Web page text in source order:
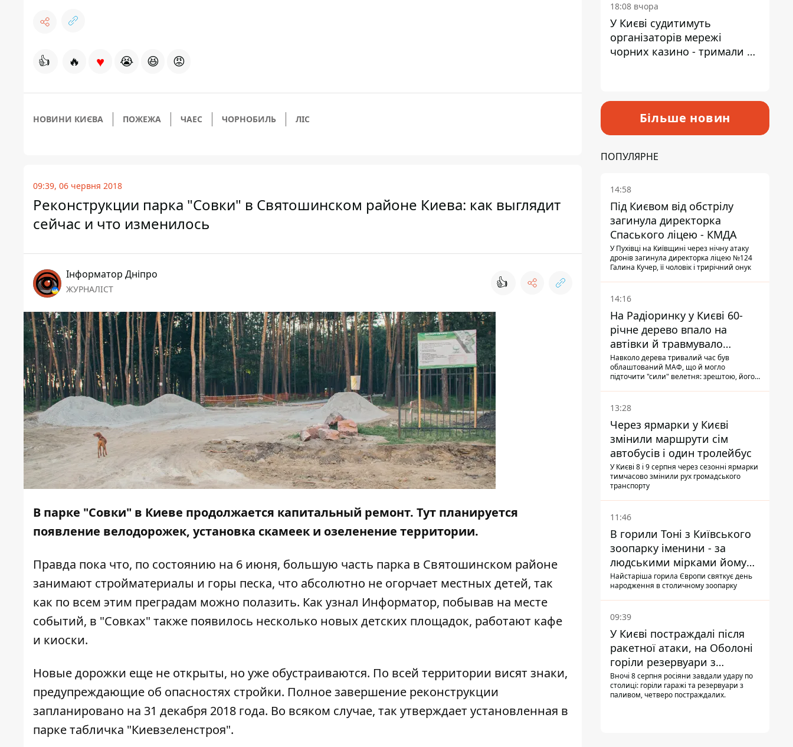
👍 🔥 ♥ 😭 😆 😡
НОВИНИ КИЄВА ПОЖЕЖА ЧАЕС ЧОРНОБИЛЬ ЛІС
09:39, 06 червня 2018
Реконструкции парка "Совки" в Святошинском районе Киева: как выглядит
сейчас и что изменилось
Інформатор Дніпро
ЖУРНАЛІСТ 👍
В парке "Совки" в Киеве продолжается капитальный ремонт. Тут планируется
появление велодорожек, установка скамеек и озеленение территории.
Правда пока что, по состоянию на 6 июня, большую часть парка в Святошинском районе
занимают стройматериалы и горы песка, что абсолютно не огорчает местных детей, так
как по всем этим преградам можно полазить. Как узнал Информатор, побывав на месте
событий, в "Совках" также появилось несколько новых детских площадок, работают кафе
и киоски.
Новые дорожки еще не открыты, но уже обустраиваются. По всей территории висят знаки,
предупреждающие об опасностях стройки. Полное завершение реконструкции
запланировано на 31 декабря 2018 года. Во всяком случае, так утверждает установленная в
парке табличка "Киевзеленстроя".
18:08 вчора
У Києві судитимуть
організаторів мережі
чорних казино - тримали 39
Більше новин
ПОПУЛЯРНЕ
14:58
Під Києвом від обстрілу
загинула директорка
Спаського ліцею - КМДА
У Пухівці на Київщині через нічну атаку
дронів загинула директорка ліцею №124
Галина Кучер, її чоловік і трирічний онук
14:16
На Радіоринку у Києві 60-
річне дерево впало на
автівки й травмувало
людину - подробиці
Навколо дерева тривалий час був
облаштований МАФ, що й могло
підточити "сили" велетня: зрештою, його
13:28
Через ярмарки у Києві
змінили маршрути сім
автобусів і один тролейбус
У Києві 8 і 9 серпня через сезонні ярмарки
тимчасово змінили рух громадського
транспорту
11:46
В горили Тоні з Київського
зоопарку іменини - за
людськими мірками йому
вже понад 90 років
Найстаріша горила Європи святкує день
народження в столичному зоопарку
09:39
У Києві постраждалі після
ракетної атаки, на Оболоні
горіли резервуари з
паливом
Вночі 8 серпня росіяни завдали удару по
столиці: горіли гаражі та резервуари з
паливом, четверо постраждалих.